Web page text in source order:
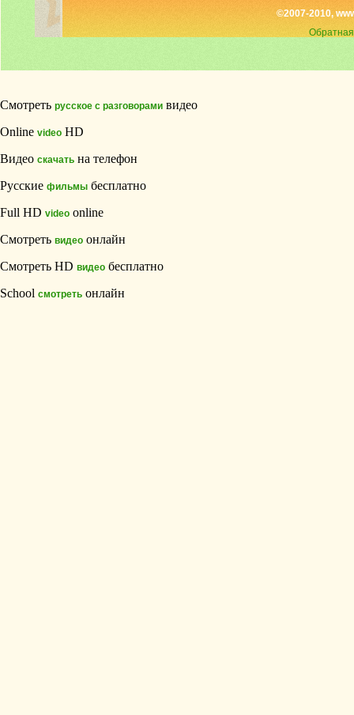
©2007-2010,
Обратная
Смотреть русское с разговорами видео
Online video HD
Видео скачать на телефон
Русские фильмы бесплатно
Full HD video online
Смотреть видео онлайн
Смотреть HD видео бесплатно
School смотреть онлайн